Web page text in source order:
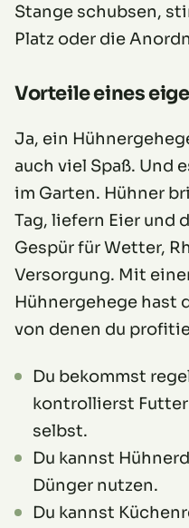
Stange schubsen,
Platz oder die
Vorteile eines
Ja, ein
auch viel Spaß. Und
im Garten. Hühner
Tag, liefern Eier und
Gespür für Wetter,
Versorgung. Mit
Hühnergehege hast
von denen du
Du bekommst
kontrollierst
selbst.
Du kannst
Dünger nutzen.
Du kannst